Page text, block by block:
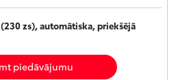
zs), automātiska, priekšējā
piedāvājumu